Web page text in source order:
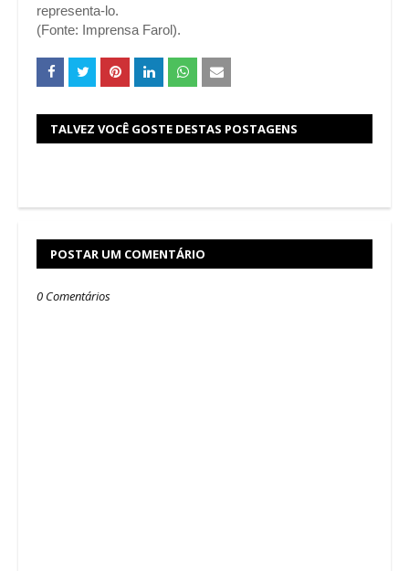
representa-lo.
(Fonte: Imprensa Farol).
TALVEZ VOCÊ GOSTE DESTAS POSTAGENS
POSTAR UM COMENTÁRIO
0 Comentários